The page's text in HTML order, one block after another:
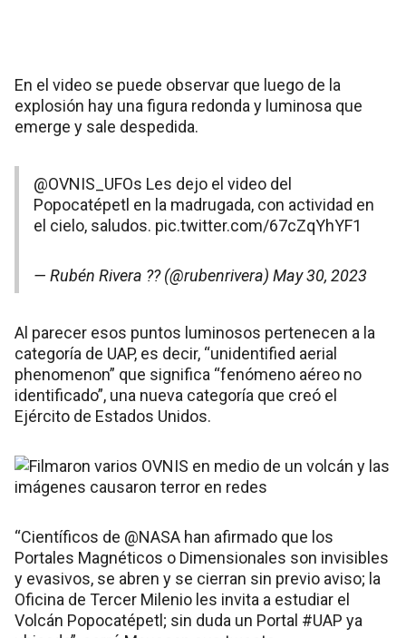
En el video se puede observar que luego de la
explosión hay una figura redonda y luminosa que
emerge y sale despedida.
@OVNIS_UFOs Les dejo el video del
Popocatépetl en la madrugada, con actividad en
el cielo, saludos. pic.twitter.com/67cZqYhYF1
— Rubén Rivera ?? (@rubenrivera) May 30, 2023
Al parecer esos puntos luminosos pertenecen a la
categoría de UAP, es decir, “unidentified aerial
phenomenon” que significa “fenómeno aéreo no
identificado”, una nueva categoría que creó el
Ejército de Estados Unidos.
“Científicos de @NASA han afirmado que los
Portales Magnéticos o Dimensionales son invisibles
y evasivos, se abren y se cierran sin previo aviso; la
Oficina de Tercer Milenio les invita a estudiar el
Volcán Popocatépetl; sin duda un Portal #UAP ya